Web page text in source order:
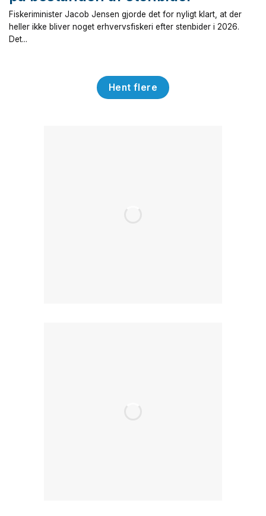
Fiskeriminister Jacob Jensen gjorde det for nyligt klart, at der
heller ikke bliver noget erhvervsfiskeri efter stenbider i 2026.
Det...
Hent flere